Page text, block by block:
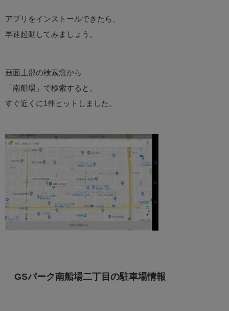
アプリをインストールできたら、
早速起動してみましょう。
画面上部の検索窓から
「南船場」で検索すると、
すぐ近くに1件ヒットしました。
GSパーク南船場二丁目の駐車場情報